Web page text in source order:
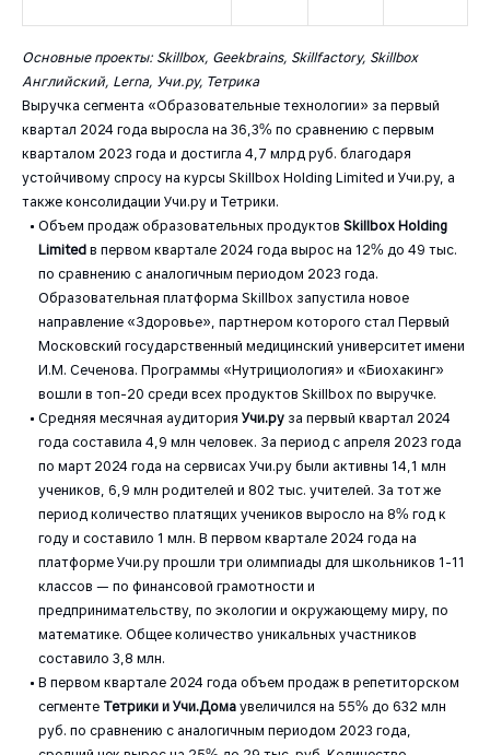
Основные проекты: Skillbox, Geekbrains, Skillfactory, Skillbox
Английский, Lerna, Учи.ру, Тетрика
Выручка сегмента «Образовательные технологии» за первый
квартал 2024 года выросла на 36,3% по сравнению с первым
кварталом 2023 года и достигла 4,7 млрд руб. благодаря
устойчивому спросу на курсы Skillbox Holding Limited и Учи.ру, а
также консолидации Учи.ру и Тетрики.
Объем продаж образовательных продуктовSkillbox Holding
Limited в первом квартале 2024 года вырос на 12% до 49 тыс.
по сравнению с аналогичным периодом 2023 года.
Образовательная платформа Skillbox запустила новое
направление «Здоровье», партнером которого стал Первый
Московский государственный медицинский университет имени
И.М. Сеченова. Программы «Нутрициология» и «Биохакинг»
вошли в топ-20 среди всех продуктов Skillbox по выручке.
Средняя месячная аудиторияУчи.ру за первый квартал 2024
года составила 4,9 млн человек. За период с апреля 2023 года
по март 2024 года на сервисах Учи.ру были активны 14,1 млн
учеников, 6,9 млн родителей и 802 тыс. учителей. За тот же
период количество платящих учеников выросло на 8% год к
году и составило 1 млн. В первом квартале 2024 года на
платформе Учи.ру прошли три олимпиады для школьников 1-11
классов — по финансовой грамотности и
предпринимательству, по экологии и окружающему миру, по
математике. Общее количество уникальных участников
составило 3,8 млн.
В первом квартале 2024 года объем продаж в репетиторском
сегменте Тетрики и Учи.Дома увеличился на 55% до 632 млн
руб. по сравнению с аналогичным периодом 2023 года,